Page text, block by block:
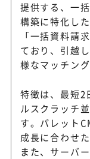
提供する、一
構築に特化し
「一括資料請
ており、引越
様なマッチン
特徴は、最短2
ルスクラッチ
す。パレット
成長に合わせ
また、サーバ